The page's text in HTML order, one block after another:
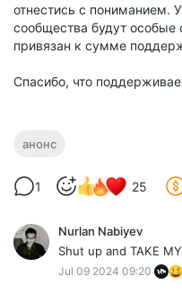
отнестись с пониманием.
сообщества будут особые
привязан к сумме
Спасибо, что
анонс
1 25
Nurlan Nabiyev
Shut up and TAKE
Jul 09 2024 09:20